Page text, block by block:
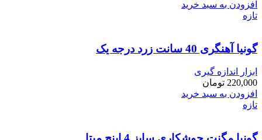
افزودن به سبد خرید
تازه
گونیا آهنگری 40 سانت زرد درجه یک
ابزار اندازه گیری
220,000 تومان
افزودن به سبد خرید
تازه